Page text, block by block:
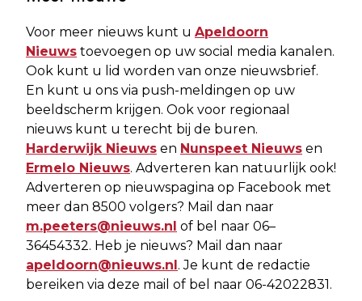
Voor meer nieuws kunt u Apeldoorn
Nieuws toevoegen op uw social media kanalen.
Ook kunt u lid worden van onze nieuwsbrief.
En kunt u ons via push-meldingen op uw
beeldscherm krijgen. Ook voor regionaal
nieuws kunt u terecht bij de buren.
Harderwijk Nieuws en Nunspeet Nieuws en
Ermelo Nieuws. Adverteren kan natuurlijk ook!
Adverteren op nieuwspagina op Facebook met
meer dan 8500 volgers? Mail dan naar
m.peeters@nieuws.nl of bel naar 06–
36454332. Heb je nieuws? Mail dan naar
apeldoorn@nieuws.nl. Je kunt de redactie
bereiken via deze mail of bel naar 06-42022831.